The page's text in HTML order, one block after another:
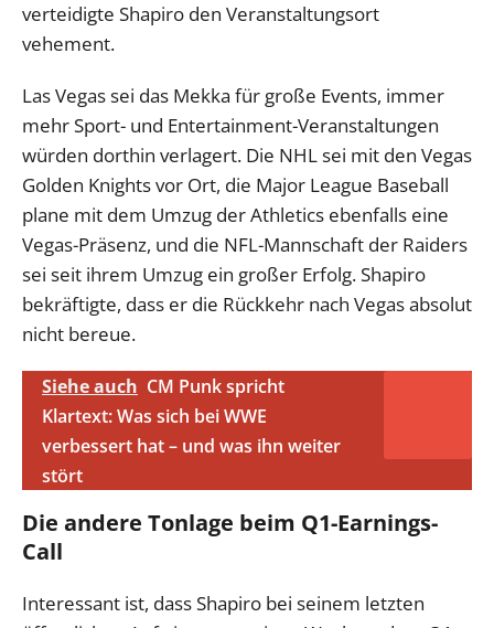
verteidigte Shapiro den Veranstaltungsort
vehement.
Las Vegas sei das Mekka für große Events, immer
mehr Sport- und Entertainment-Veranstaltungen
würden dorthin verlagert. Die NHL sei mit den Vegas
Golden Knights vor Ort, die Major League Baseball
plane mit dem Umzug der Athletics ebenfalls eine
Vegas-Präsenz, und die NFL-Mannschaft der Raiders
sei seit ihrem Umzug ein großer Erfolg. Shapiro
bekräftigte, dass er die Rückkehr nach Vegas absolut
nicht bereue.
Siehe auch CM Punk spricht
Klartext: Was sich bei WWE
verbessert hat – und was ihn weiter
stört
Die andere Tonlage beim Q1-Earnings-
Call
Interessant ist, dass Shapiro bei seinem letzten